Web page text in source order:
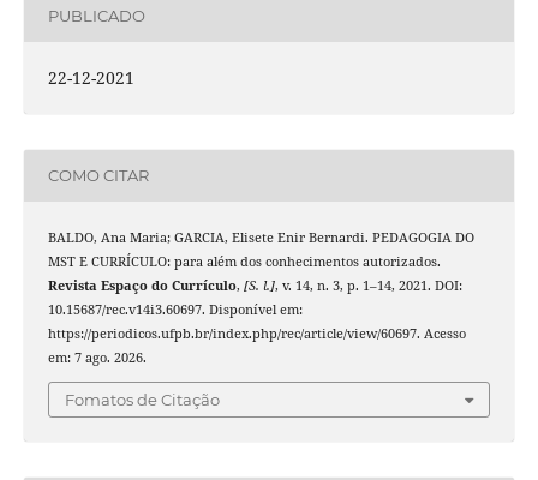
PUBLICADO
22-12-2021
COMO CITAR
BALDO, Ana Maria; GARCIA, Elisete Enir Bernardi. PEDAGOGIA DO
MST E CURRÍCULO: para além dos conhecimentos autorizados.
Revista Espaço do Currículo, [S. l.], v. 14, n. 3, p. 1–14, 2021. DOI:
10.15687/rec.v14i3.60697. Disponível em:
https://periodicos.ufpb.br/index.php/rec/article/view/60697. Acesso
em: 7 ago. 2026.
Fomatos de Citação